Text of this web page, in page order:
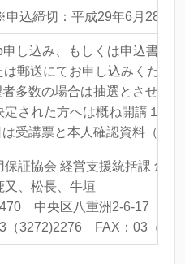
込締切：平成29年6月28日(
申し込み、もしくは申込書に
は郵送にてお申し込みくださ
者多数の場合は抽選とさせて
定された方へは概ね開講１週
受講票と本人確認資料（運
保証協会 経営支援統括課 創業
又、松長、牛垣
中央区八重洲2-6-17
（3272)2276 FAX：03（